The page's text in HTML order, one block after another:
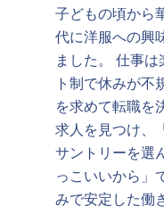
子どもの頃から
代に洋服への興
ました。 仕事
ト制で休みが不
を求めて転職を
求人を見つけ、
サントリーを選
っこいいから」
みで安定した働